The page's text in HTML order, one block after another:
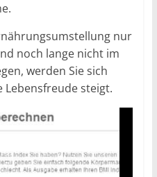
nur
noch lange nicht im
werden Sie sich
steigt.